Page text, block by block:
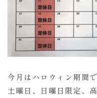
今月はハロウィン期間
土曜日、日曜日限定、